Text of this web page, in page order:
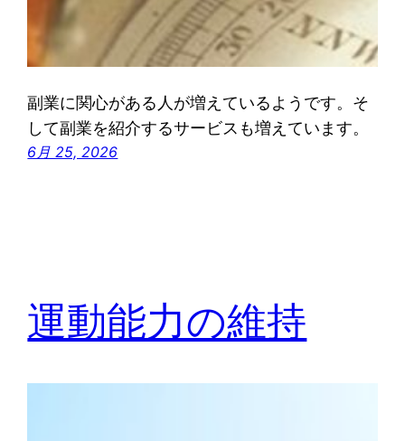
副業に関心がある人が増えているようです。そ
して副業を紹介するサービスも増えています。
6月 25, 2026
運動能力の維持